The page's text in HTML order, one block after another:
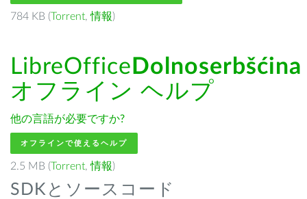
784 KB (Torrent,情報)
LibreOffice Dolnoserbšćina
オフライン ヘルプ
他の言語が必要ですか?
オフラインで使えるヘルプ
2.5 MB (Torrent,情報)
SDKとソースコード